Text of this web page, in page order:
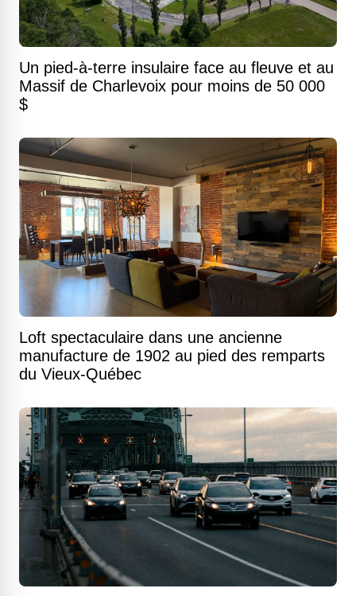
Un pied-à-terre insulaire face au fleuve et au
Massif de Charlevoix pour moins de 50 000
$
Loft spectaculaire dans une ancienne
manufacture de 1902 au pied des remparts
du Vieux-Québec